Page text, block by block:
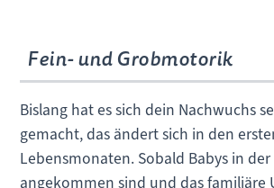
Fein- und Grobmotorik
Bislang hat es sich dein Nachwuchs
gemacht, das ändert sich in den
Lebensmonaten. Sobald Babys in
angekommen sind und das familiäre